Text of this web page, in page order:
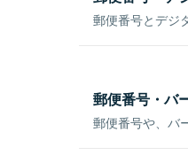
郵便番号とデジ
郵便番号・バ
郵便番号や、バ